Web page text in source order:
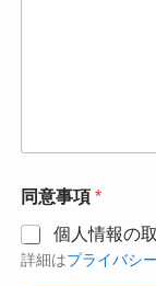
同意事項 *
個人情報の
詳細はプライバシ